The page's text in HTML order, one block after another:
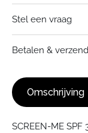
Stel een vraag
Stuur een e-
Betalen &
Verzendkosten
Standaard € 3,95
Omschrijving
SCREEN-ME